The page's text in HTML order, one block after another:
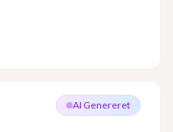
AI Genereret